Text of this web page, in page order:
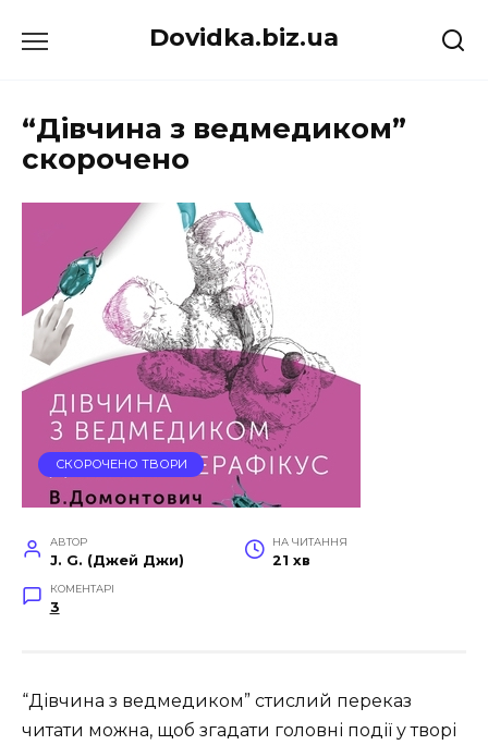
до
Dovidka.biz.ua
“Дівчина з ведмедиком”
скорочено
СКОРОЧЕНО ТВОРИ
АВТОР
J. G. (Джей Джи)
НА ЧИТАННЯ
21 хв
КОМЕНТАРІ
3
“Дівчина з ведмедиком” стислий переказ
читати можна, щоб згадати головні події у творі